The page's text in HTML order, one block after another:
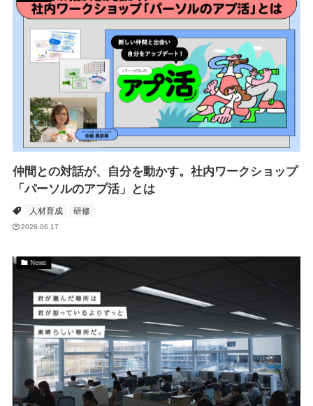
仲間との対話が、自分を動かす。社内ワークショップ
「パーソルのアプ活」とは
人材育成 研修
2026.06.17
News